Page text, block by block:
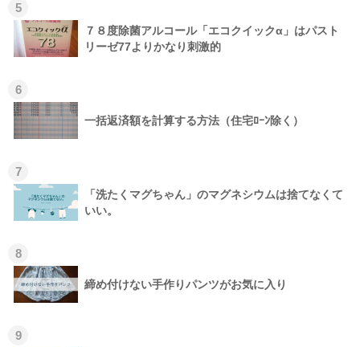
5
７８度除菌アルコール「エコクイックα」はパスト
リーゼ77よりかなり刺激的
6
一括返済額を計算する方法（住宅ﾛｰﾝ除く）
7
「洗たくマグちゃん」のマグネシウムは捨てなくて
いい。
8
締め付けない手作りパンツがお気に入り
9